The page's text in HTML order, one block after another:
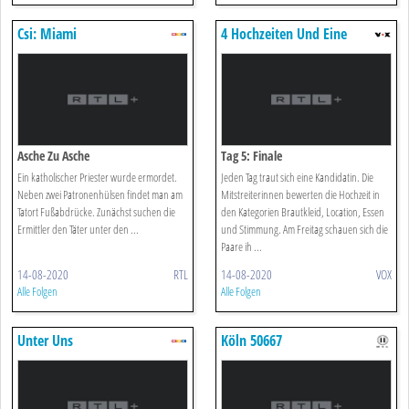
Csi: Miami
Asche Zu Asche
Ein katholischer Priester wurde ermordet.
Neben zwei Patronenhülsen findet man am
Tatort Fußabdrücke. Zunächst suchen die
Ermittler den Täter unter den ...
14-08-2020 RTL
Alle Folgen
4 Hochzeiten Und Eine
Traumreise
Tag 5: Finale
Jeden Tag traut sich eine Kandidatin. Die
Mitstreiterinnen bewerten die Hochzeit in
den Kategorien Brautkleid, Location, Essen
und Stimmung. Am Freitag schauen sich die
Paare ih ...
14-08-2020 VOX
Alle Folgen
Unter Uns Köln 50667